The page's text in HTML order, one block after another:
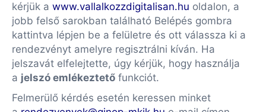
kérjük a www.vallalkozzdigitalisan.hu oldalon, a
jobb felső sarokban található Belépés gombra
kattintva lépjen be a felületre és ott válassza ki a
rendezvényt amelyre regisztrálni kíván. Ha
jelszavát elfelejtette, úgy kérjük, hogy használja
a jelszó emlékeztető funkciót.
Felmerülő kérdés esetén keressen minket